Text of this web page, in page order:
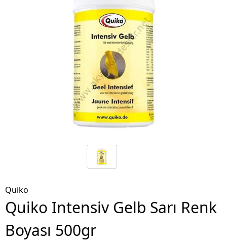
Quiko
Quiko Intensiv Gelb Sarı Renk
Boyası 500gr